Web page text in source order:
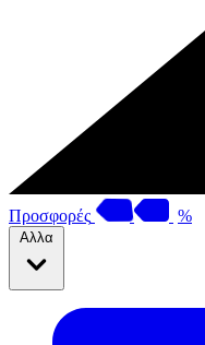
Προσφορές %
Αλλα